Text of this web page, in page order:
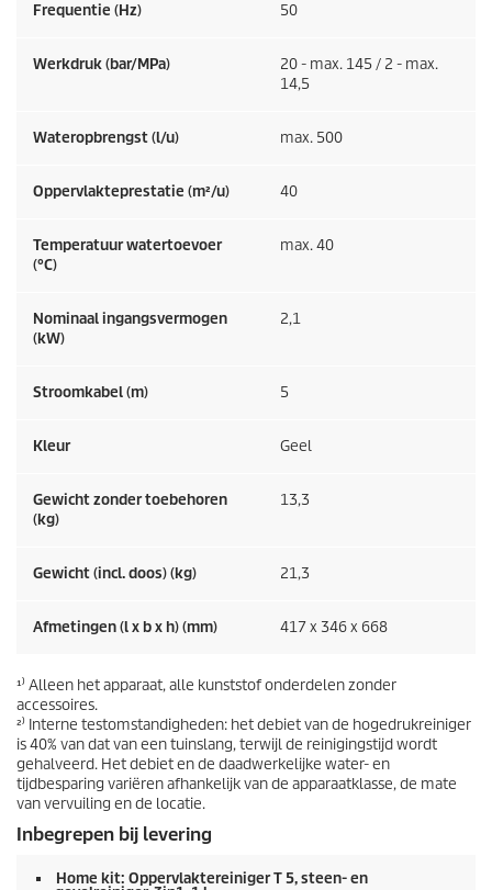
Frequentie (Hz) 50
Werkdruk (bar/MPa)
20 - max. 145 / 2 - max.
14,5
Wateropbrengst (l/u) max. 500
Oppervlakteprestatie (m²/u) 40
Temperatuur watertoevoer
(°C)
max. 40
Nominaal ingangsvermogen
(kW)
2,1
Stroomkabel (m) 5
Kleur Geel
Gewicht zonder toebehoren
(kg)
13,3
Gewicht (incl. doos) (kg) 21,3
Afmetingen (l x b x h) (mm) 417 x 346 x 668
¹⁾ Alleen het apparaat, alle kunststof onderdelen zonder
accessoires.
²⁾ Interne testomstandigheden: het debiet van de hogedrukreiniger
is 40% van dat van een tuinslang, terwijl de reinigingstijd wordt
gehalveerd. Het debiet en de daadwerkelijke water- en
tijdbesparing variëren afhankelijk van de apparaatklasse, de mate
van vervuiling en de locatie.
Inbegrepen bij levering
Home kit: Oppervlaktereiniger T 5, steen- en